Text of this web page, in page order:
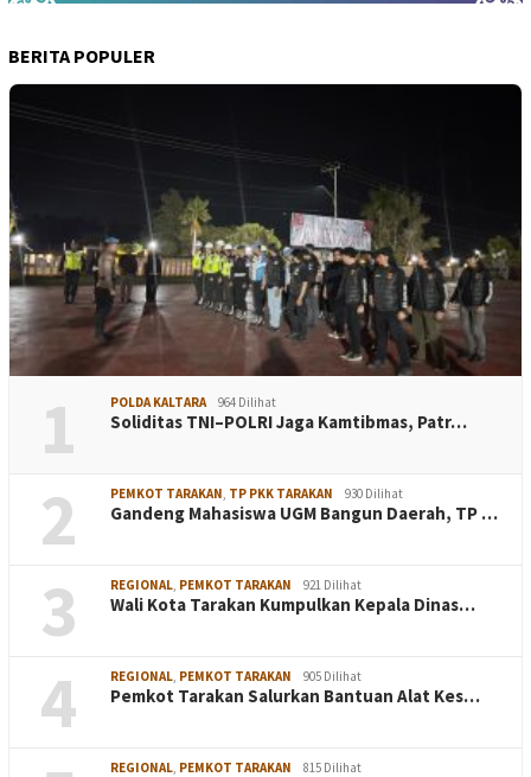
BERITA POPULER
1 POLDA KALTARA 964 Dilihat
Soliditas TNI–POLRI Jaga Kamtibmas, Patr…
2 PEMKOT TARAKAN TP PKK TARAKAN 930 Dilihat
Gandeng Mahasiswa UGM Bangun Daerah, TP …
3 REGIONAL PEMKOT TARAKAN 921 Dilihat
Wali Kota Tarakan Kumpulkan Kepala Dinas…
4 REGIONAL PEMKOT TARAKAN 905 Dilihat
Pemkot Tarakan Salurkan Bantuan Alat Kes…
REGIONAL PEMKOT TARAKAN 815 Dilihat